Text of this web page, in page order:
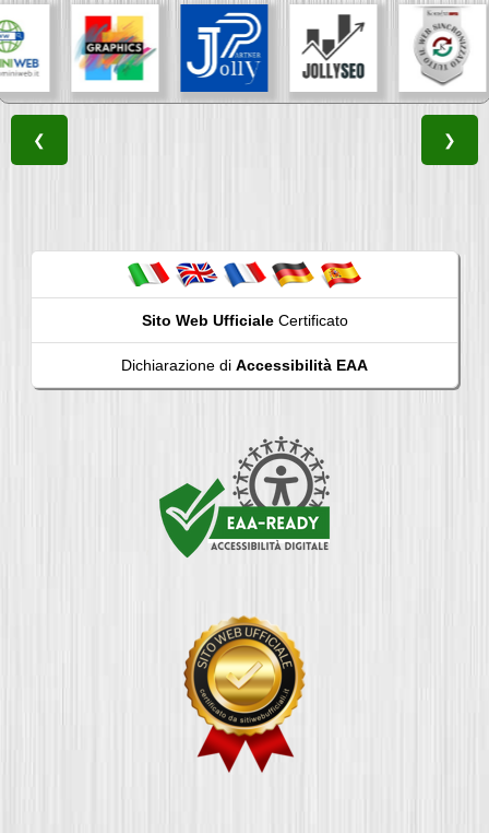
❮ ❯
Sito Web UfficialeCertificato
Dichiarazione di Accessibilità EAA